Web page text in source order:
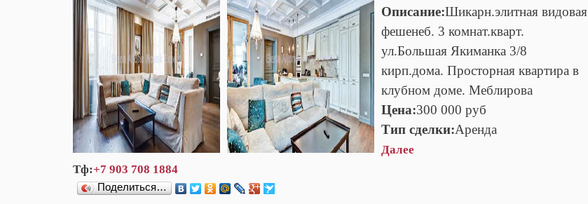
Описание:Шикарн.элитная видовая
фешенеб. 3 комнат.кварт.
ул.Большая Якиманка 3/8
кирп.дома. Просторная квартира в
клубном доме. Меблирова
Цена:300 000 руб
Тип сделки:Аренда
Далее
Тф:+7 903 708 1884
Поделиться…